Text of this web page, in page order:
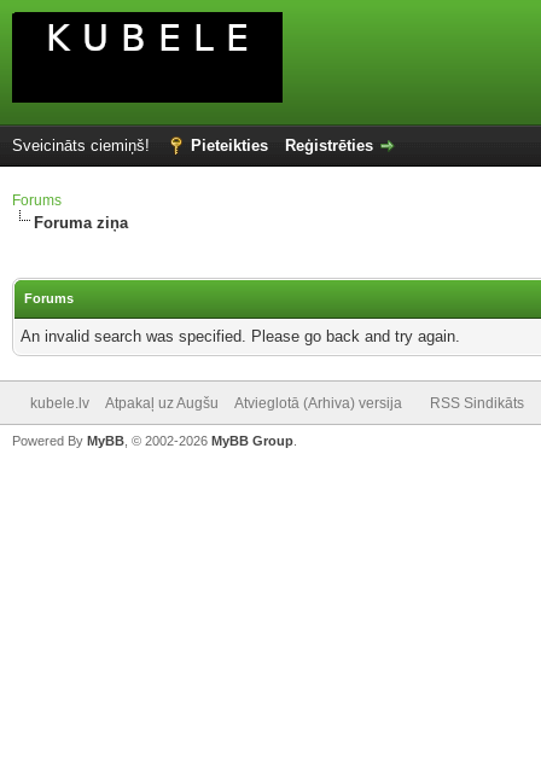
Sveicināts ciemiņš! Pieteikties Reģistrēties
Forums
Foruma ziņa
Forums
An invalid search was specified. Please go back and try again.
kubele.lv Atpakaļ uz Augšu Atvieglotā (Arhiva) versija RSS Sindikāts
Powered By MyBB , © 2002-2026 MyBB Group